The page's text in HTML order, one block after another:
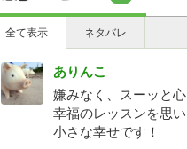
全て表示 ネタバレ
ありんこ
嫌みなく、スーッと
幸福のレッスンを思
小さな幸せです！